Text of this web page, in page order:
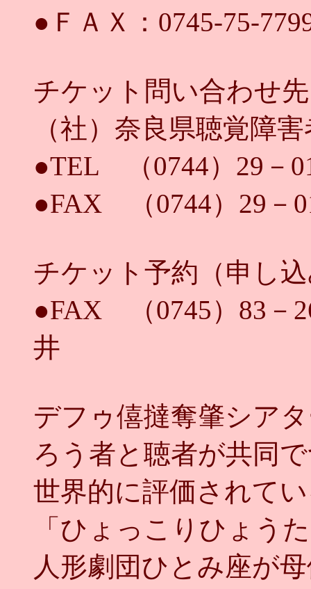
●ＦＡＸ：0745-75-
チケット問い合わせ先
（社）奈良県聴覚障
●TEL （0744）29－
●FAX （0744）29－
チケット予約（申し
●FAX （0745）83－
井
デフゥ僖撻奪肇シア
ろう者と聴者が共同
世界的に評価されて
「ひょっこりひょう
人形劇団ひとみ座が